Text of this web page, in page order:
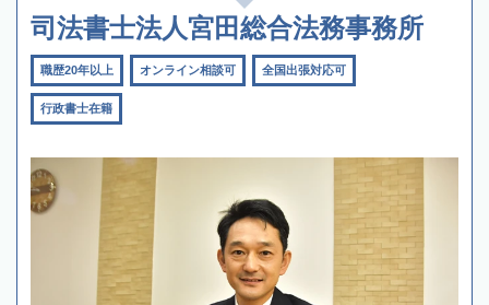
司法書士法人宮田総合法務事務所
職歴20年以上 オンライン相談可 全国出張対応可
行政書士在籍